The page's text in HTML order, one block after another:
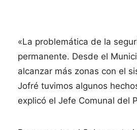
«La problemática de la
permanente. Desde el
alcanzar más zonas con el
Jofré tuvimos algunos
explicó el Jefe Comunal